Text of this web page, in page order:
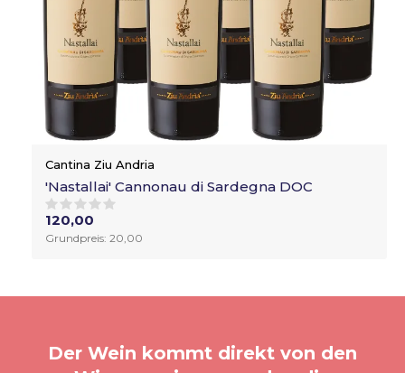
Cantina Ziu Andria
'Nastallai' Cannonau di Sardegna DOC
120,00
Grundpreis: 20,00
Der Wein kommt direkt von den